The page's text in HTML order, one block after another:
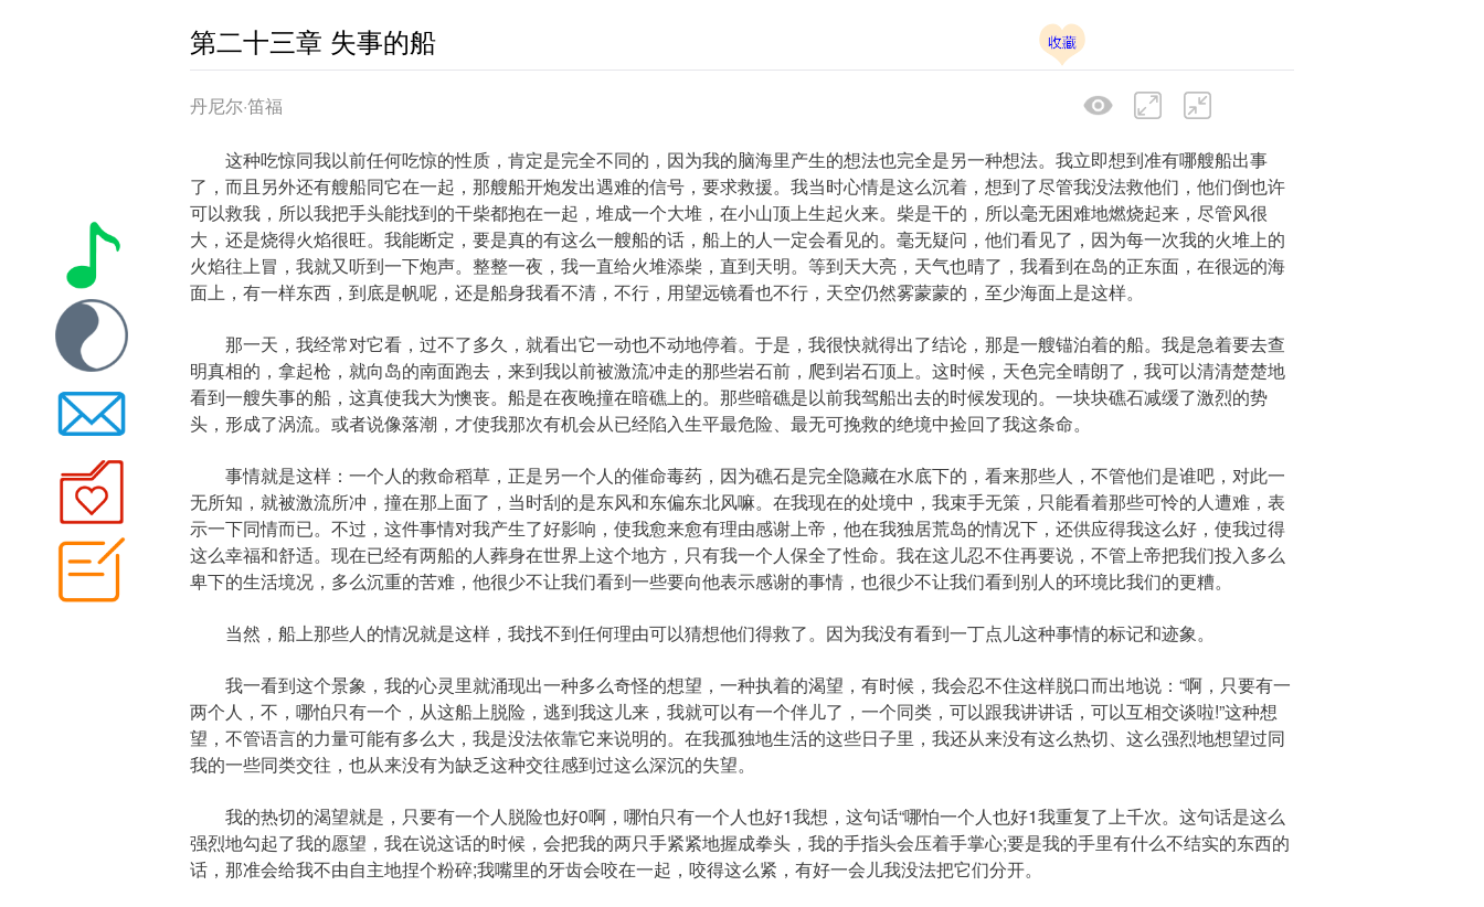
第二十三章 失事的船
丹尼尔·笛福
这种吃惊同我以前任何吃惊的性质，肯定是完全不同的，因为我的脑海里产生的想法也完全是另一种想法。我立即想到准有哪艘船出事
了，而且另外还有艘船同它在一起，那艘船开炮发出遇难的信号，要求救援。我当时心情是这么沉着，想到了尽管我没法救他们，他们倒也许
可以救我，所以我把手头能找到的干柴都抱在一起，堆成一个大堆，在小山顶上生起火来。柴是干的，所以毫无困难地燃烧起来，尽管风很
大，还是烧得火焰很旺。我能断定，要是真的有这么一艘船的话，船上的人一定会看见的。毫无疑问，他们看见了，因为每一次我的火堆上的
火焰往上冒，我就又听到一下炮声。整整一夜，我一直给火堆添柴，直到天明。等到天大亮，天气也晴了，我看到在岛的正东面，在很远的海
面上，有一样东西，到底是帆呢，还是船身我看不清，不行，用望远镜看也不行，天空仍然雾蒙蒙的，至少海面上是这样。
那一天，我经常对它看，过不了多久，就看出它一动也不动地停着。于是，我很快就得出了结论，那是一艘锚泊着的船。我是急着要去查
明真相的，拿起枪，就向岛的南面跑去，来到我以前被激流冲走的那些岩石前，爬到岩石顶上。这时候，天色完全晴朗了，我可以清清楚楚地
看到一艘失事的船，这真使我大为懊丧。船是在夜晚撞在暗礁上的。那些暗礁是以前我驾船出去的时候发现的。一块块礁石减缓了激烈的势
头，形成了涡流。或者说像落潮，才使我那次有机会从已经陷入生平最危险、最无可挽救的绝境中捡回了我这条命。
事情就是这样：一个人的救命稻草，正是另一个人的催命毒药，因为礁石是完全隐藏在水底下的，看来那些人，不管他们是谁吧，对此一
无所知，就被激流所冲，撞在那上面了，当时刮的是东风和东偏东北风嘛。在我现在的处境中，我束手无策，只能看着那些可怜的人遭难，表
示一下同情而已。不过，这件事情对我产生了好影响，使我愈来愈有理由感谢上帝，他在我独居荒岛的情况下，还供应得我这么好，使我过得
这么幸福和舒适。现在已经有两船的人葬身在世界上这个地方，只有我一个人保全了性命。我在这儿忍不住再要说，不管上帝把我们投入多么
卑下的生活境况，多么沉重的苦难，他很少不让我们看到一些要向他表示感谢的事情，也很少不让我们看到别人的环境比我们的更糟。
当然，船上那些人的情况就是这样，我找不到任何理由可以猜想他们得救了。因为我没有看到一丁点儿这种事情的标记和迹象。
我一看到这个景象，我的心灵里就涌现出一种多么奇怪的想望，一种执着的渴望，有时候，我会忍不住这样脱口而出地说：“啊，只要有一
两个人，不，哪怕只有一个，从这船上脱险，逃到我这儿来，我就可以有一个伴儿了，一个同类，可以跟我讲讲话，可以互相交谈啦!”这种想
望，不管语言的力量可能有多么大，我是没法依靠它来说明的。在我孤独地生活的这些日子里，我还从来没有这么热切、这么强烈地想望过同
我的一些同类交往，也从来没有为缺乏这种交往感到过这么深沉的失望。
我的热切的渴望就是，只要有一个人脱险也好0啊，哪怕只有一个人也好1我想，这句话“哪怕一个人也好1我重复了上千次。这句话是这么
强烈地勾起了我的愿望，我在说这话的时候，会把我的两只手紧紧地握成拳头，我的手指头会压着手掌心;要是我的手里有什么不结实的东西的
话，那准会给我不由自主地捏个粉碎;我嘴里的牙齿会咬在一起，咬得这么紧，有好一会儿我没法把它们分开。